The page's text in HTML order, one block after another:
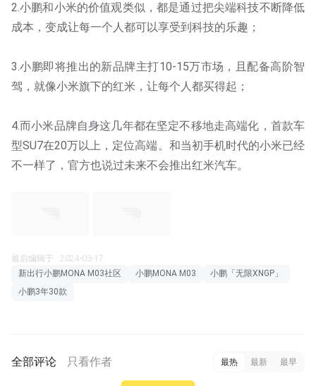
2.小鹏和小米的价值观类似，都是通过把尖端科技不断降低
成本，变成让每一个人都可以享受到科技的乐趣；
3.小鹏即将推出的新品牌主打10-15万市场，且配备高阶智
驾，就像小米旗下的红米，让每个人都买得起；
4.而小米品牌自身这几年都在坚定不移地走高端化，首款车
型SU7在20万以上，定位高端。和当初手机时代的小米已经
不一样了，官方也说过未来不会推出红米汽车。
最后编辑于 · 2024-03-17
新出行小鹏MONA M03社区
小鹏MONA M03
小鹏「无限XNGP」
小鹏3年30款
全部评论 只看作者 最热 最新 最早